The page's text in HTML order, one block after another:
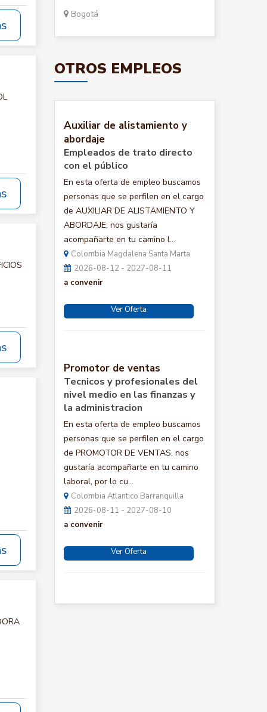
Bogotá
OTROS EMPLEOS
Auxiliar de alistamiento y
abordaje
Empleados de trato directo
con el público
En esta oferta de empleo buscamos
personas que se perfilen en el cargo
de AUXILIAR DE ALISTAMIENTO Y
ABORDAJE, nos gustaría
acompañarte en tu camino l...
Colombia Magdalena Santa Marta
2026-08-12 - 2027-08-11
a convenir
Ver Oferta
Promotor de ventas
Tecnicos y profesionales del
nivel medio en las finanzas y
la administracion
En esta oferta de empleo buscamos
personas que se perfilen en el cargo
de PROMOTOR DE VENTAS, nos
gustaría acompañarte en tu camino
laboral, por lo cu...
Colombia Atlantico Barranquilla
2026-08-11 - 2027-08-10
a convenir
Ver Oferta